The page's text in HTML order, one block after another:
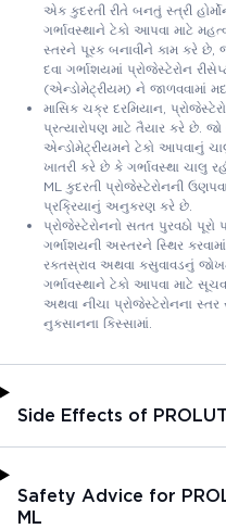
એક કુદરતી રીતે બનતું સ્ત્રી
ગર્ભાવસ્થાને ટેકો આપવા માટે
સ્તરને પૂરક બનાવીને કામ કરે
દવા ગર્ભાશયમાં પ્રોજેસ્ટેરોન
(એન્ડોમેટ્રીયમ) ને જાળવવામાં
માસિક ચક્ર દરમિયાન,
પ્રત્યારોપણ માટે તૈયાર કરે છે. જો
એન્ડોમેટ્રીયમને ટેકો આપવાનું
ખાતરી કરે છે કે ગર્ભાવસ્થા ચાલુ
ML કુદરતી પ્રોજેસ્ટેરોનની
પ્રક્રિયાનું અનુકરણ કરે છે.
પ્રોજેસ્ટેરોનનો સતત પુરવઠો પૂરો
ગર્ભાશયની અસ્તરને સ્થિર
રક્તસ્રાવ અથવા કસુવાવડનું
ગર્ભાવસ્થાને ટેકો આપવા માટે
અથવા નીચા પ્રોજેસ્ટેરોનના સ્તર
નુકસાનના કિસ્સામાં.
Side Effects of
Safety Advice for
ML